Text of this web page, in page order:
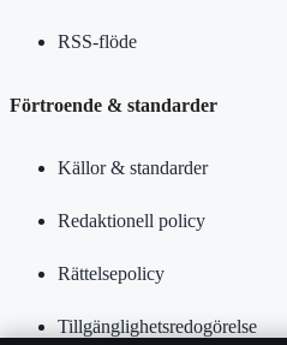
RSS-flöde
Förtroende & standarder
Källor & standarder
Redaktionell policy
Rättelsepolicy
Tillgänglighetsredogörelse